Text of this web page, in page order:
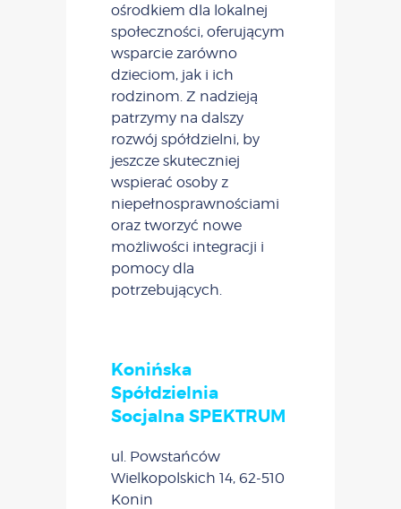
ośrodkiem dla lokalnej
społeczności, oferującym
wsparcie zarówno
dzieciom, jak i ich
rodzinom. Z nadzieją
patrzymy na dalszy
rozwój spółdzielni, by
jeszcze skuteczniej
wspierać osoby z
niepełnosprawnościami
oraz tworzyć nowe
możliwości integracji i
pomocy dla
potrzebujących.
Konińska
Spółdzielnia
Socjalna SPEKTRUM
ul. Powstańców
Wielkopolskich 14, 62-510
Konin